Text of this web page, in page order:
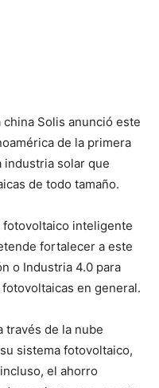
china Solis anunció este
de la primera
industria solar que
de todo tamaño.
fotovoltaico inteligente
fortalecer a este
o Industria 4.0 para
en general.
través de la nube
sistema fotovoltaico,
el ahorro